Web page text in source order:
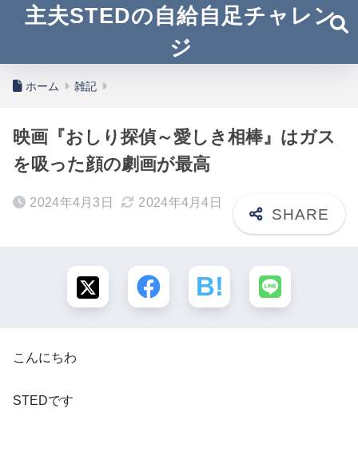
主夫STEDの自給自足チャレン
ジ
ホーム 雑記
映画『おしり探偵～愛しき相棒』はガス
を吸った顔の劇画が最高
2024年4月3日 2024年4月4日
こんにちわ
STEDです